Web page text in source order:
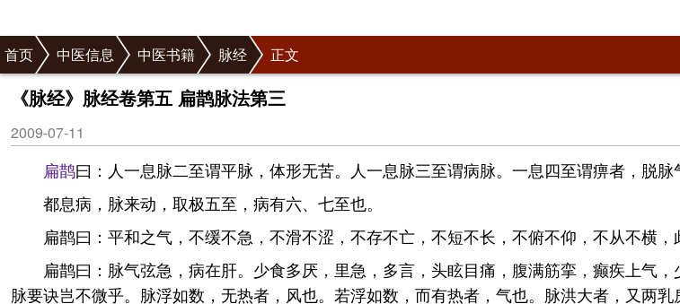
首页 中医信息 中医书籍 脉经 正文
《脉经》脉经卷第五 扁鹊脉法第三
2009-07-11
扁鹊曰：人一息脉二至谓平脉，体形无苦。人一息脉三至谓病脉。一息四至谓痹者，脱
都息病，脉来动，取极五至，病有六、七至也。
扁鹊曰：平和之气，不缓不急，不滑不涩，不存不亡，不短不长，不俯不仰，不从不横，
扁鹊曰：脉气弦急，病在肝。少食多厌，里急，多言，头眩目痛，腹满筋挛，癫疾上气
脉要诀岂不微乎。脉浮如数，无热者，风也。若浮如数，而有热者，气也。脉洪大者，又两乳